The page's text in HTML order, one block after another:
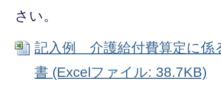
さい。
記入例 介護給付費算定に係
書 (Excelファイル: 38.7KB)